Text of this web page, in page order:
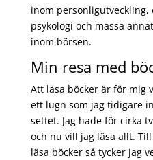
inom
psykologi och massa
inom börsen.
Min resa med
Att läsa böcker är för mig
ett lugn som jag tidigare
settet. Jag hade för cirka
och nu vill jag läsa allt.
läsa böcker så tycker jag